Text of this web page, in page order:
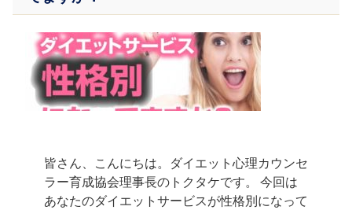
皆さん、こんにちは。ダイエット心理カウンセ
ラー育成協会理事長のトクタケです。 今回は
あなたのダイエットサービスが性格別になって